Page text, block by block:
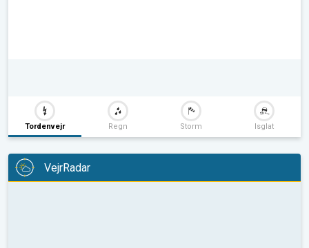
Tordenvejr Regn Storm Isglat
VejrRadar